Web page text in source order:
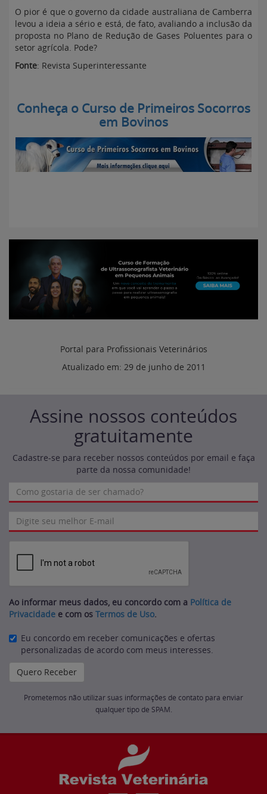
O pior é que o governo da cidade australiana de Camberra
levou a ideia a sério e está, de fato, avaliando a inclusão da
proposta no Plano de Redução de Gases Poluentes para o
setor agrícola. Pode?
Fonte: Revista Superinteressante
Conheça o Curso de Primeiros Socorros
em Bovinos
Portal para Profissionais Veterinários
Atualizado em: 29 de junho de 2011
Assine nossos conteúdos
gratuitamente
Cadastre-se para receber nossos conteúdos por email e faça
parte da nossa comunidade!
Ao informar meus dados, eu concordo com a Política de
Privacidade e com os Termos de Uso.
Eu concordo em receber comunicações e ofertas
personalizadas de acordo com meus interesses.
Prometemos não utilizar suas informações de contato para enviar
qualquer tipo de SPAM.